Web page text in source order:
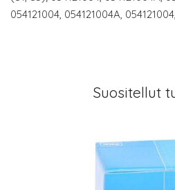
054121004, 054121004A,
Suositellut